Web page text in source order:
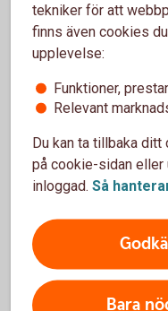
Vill du samla din
överblick? Vi kan
men hjälper gärna till
kontakta oss på
Hitta ett
tekniker för att
finns även cookies
upplevelse:
Funktioner,
Relevant
Du kan ta tillbaka
på cookie-sidan eller
inloggad. Så
Bara